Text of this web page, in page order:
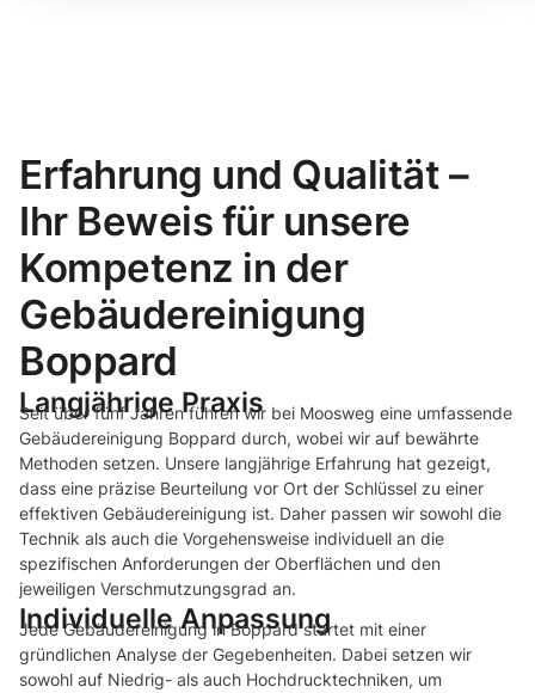
Erfahrung und Qualität –
Ihr Beweis für unsere
Kompetenz in der
Gebäudereinigung
Boppard
Langjährige Praxis
Seit über fünf Jahren führen wir bei Moosweg eine umfassende
Gebäudereinigung Boppard durch, wobei wir auf bewährte
Methoden setzen. Unsere langjährige Erfahrung hat gezeigt,
dass eine präzise Beurteilung vor Ort der Schlüssel zu einer
effektiven Gebäudereinigung ist. Daher passen wir sowohl die
Technik als auch die Vorgehensweise individuell an die
spezifischen Anforderungen der Oberflächen und den
jeweiligen Verschmutzungsgrad an.
Individuelle Anpassung
Jede Gebäudereinigung in Boppard startet mit einer
gründlichen Analyse der Gegebenheiten. Dabei setzen wir
sowohl auf Niedrig- als auch Hochdrucktechniken, um